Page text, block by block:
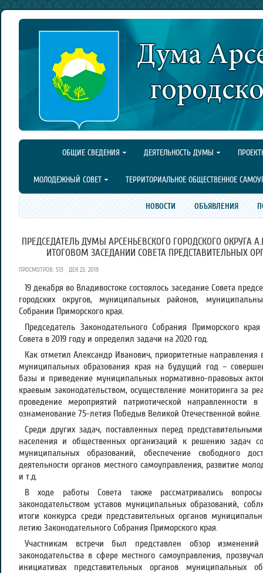
ОБЩИЕ СВЕДЕНИЯ ДЕЯТЕЛЬНОСТЬ ДУМЫ
МОЛОДЕЖНЫЙ СОВЕТ ТЕРРИТОРИАЛЬНОЕ ОБЩЕСТВЕННОЕ
НОВОСТИ ОБЪЯВЛЕНИЯ
ПРЕДСЕДАТЕЛЬ ДУМЫ АРСЕНЬЕВСКОГО ГОРОДСКОГО ОКРУГА
ИТОГОВОМ ЗАСЕДАНИИ СОВЕТА ПРЕДСТАВИТЕЛЬНЫХ
ПРОСМОТРОВ: 513 · ДЕК 23, 2019
19 декабря во Владивостоке состоялось заседание Совета
городских округов, муниципальных районов,
Собрании Приморского края.
Председатель Законодательного Собрания Приморского
Совета в 2019 году и определил задачи на 2020 год.
Как отметил Александр Иванович, приоритетные направления
муниципальных образования края на будущий год –
базы и приведение муниципальных нормативно-правовых
краевым законодательством, осуществление мониторинга за
проведение мероприятий патриотической
ознаменование 75-летия Победыв Великой Отечественной войне.
Среди других задач, поставленных перед
населения и общественных организаций к решению задач
муниципальных образований, обеспечение свободного
деятельности органов местного самоуправления, развитие
и т.д.
В ходе работы Совета также рассматривались
законодательством уставов муниципальных образований,
итоги конкурса среди представительных органов
летию Законодательного Собрания Приморского края.
Участникам встречи был представлен обзор
законодательства в сфере местного самоуправления,
инициативах представительных органов муниципальных